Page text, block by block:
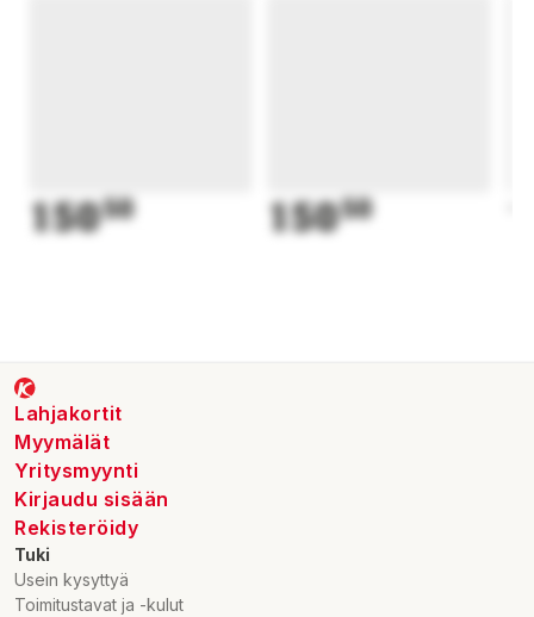
15050 15050
Lahjakortit
Myymälät
Yritysmyynti
Kirjaudu sisään
Rekisteröidy
Tuki
Usein kysyttyä
Toimitustavat ja -kulut